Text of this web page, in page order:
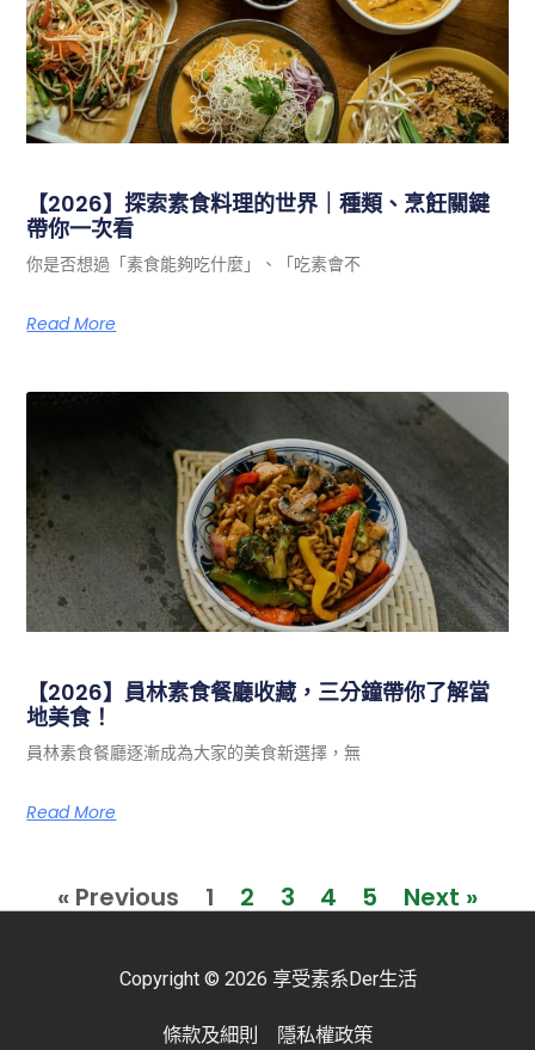
【2026】探索素食料理的世界｜種類、烹飪關鍵
帶你一次看
你是否想過「素食能夠吃什麼」、「吃素會不
Read More
【2026】員林素食餐廳收藏，三分鐘帶你了解當
地美食！
員林素食餐廳逐漸成為大家的美食新選擇，無
Read More
« Previous 1 2 3 4 5 Next »
Copyright © 2026 享受素系Der生活
條款及細則 隱私權政策